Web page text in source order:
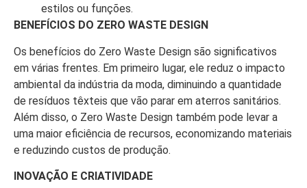
estilos ou funções.
BENEFÍCIOS DO ZERO WASTE DESIGN
Os benefícios do Zero Waste Design são significativos
em várias frentes. Em primeiro lugar, ele reduz o impacto
ambiental da indústria da moda, diminuindo a quantidade
de resíduos têxteis que vão parar em aterros sanitários.
Além disso, o Zero Waste Design também pode levar a
uma maior eficiência de recursos, economizando materiais
e reduzindo custos de produção.
INOVAÇÃO E CRIATIVIDADE